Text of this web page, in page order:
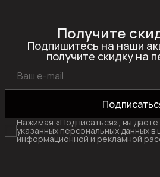
Получите
Подпишитесь на наши
получите скидку на
Нажимая «Подписаться», вы
указанных персональных данных в
информационной и рекламной